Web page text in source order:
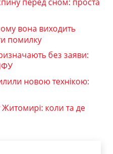
перед сном: проста
вона виходить
помилку
без заяви:
новою технікою:
Житомирі: коли та де